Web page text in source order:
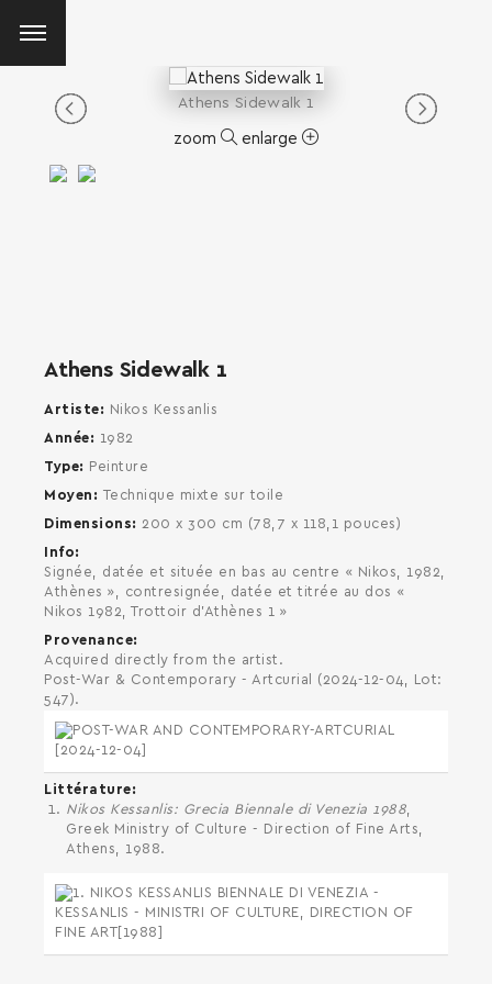
Athens Sidewalk 1
zoom enlarge
Athens Sidewalk 1
Artiste
Nikos Kessanlis
Année
1982
Type
Peinture
Moyen
Technique mixte sur toile
Dimensions
200 x 300 cm (78,7 x 118,1 pouces)
Info
Signée, datée et située en bas au centre « Nikos, 1982,
Athènes », contresignée, datée et titrée au dos «
Nikos 1982, Trottoir d'Athènes 1 »
Provenance
Acquired directly from the artist.
Post-War & Contemporary - Artcurial (2024-12-04, Lot:
547).
Littérature
Nikos Kessanlis: Grecia Biennale di Venezia 1988,
Greek Ministry of Culture - Direction of Fine Arts,
Athens, 1988.